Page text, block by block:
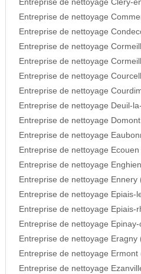
Entreprise de nettoyage Clery-
Entreprise de nettoyage
Entreprise de nettoyage
Entreprise de nettoyage
Entreprise de nettoyage
Entreprise de nettoyage
Entreprise de nettoyage
Entreprise de nettoyage Deuil-
Entreprise de nettoyage
Entreprise de nettoyage
Entreprise de nettoyage
Entreprise de nettoyage
Entreprise de nettoyage Ennery
Entreprise de nettoyage Epiais-
Entreprise de nettoyage Epiais-
Entreprise de nettoyage
Entreprise de nettoyage Eragny
Entreprise de nettoyage Ermont
Entreprise de nettoyage